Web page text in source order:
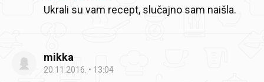
Ukrali su vam recept, slučajno sam naišla.
mikka
20.11.2016. 13:04